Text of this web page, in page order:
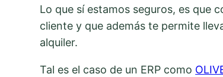
Lo que sí estamos seguros, es que
cliente y que además te permite
alquiler.
Tal es el caso de un ERP como